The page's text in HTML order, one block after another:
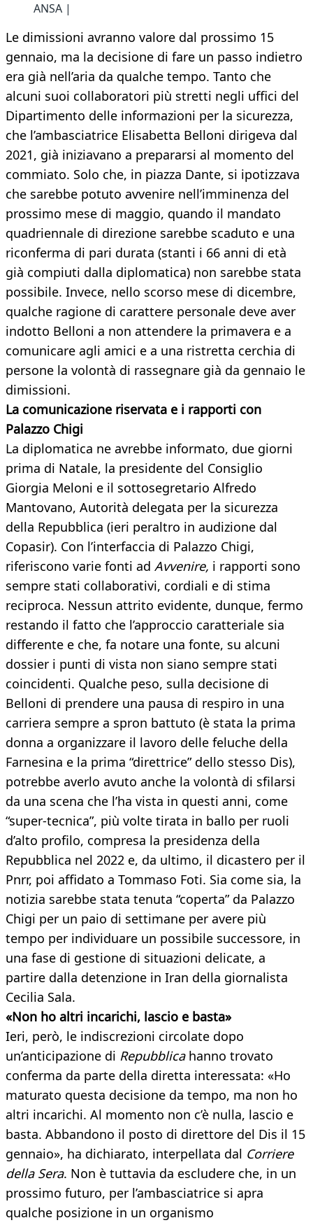
ANSA |
Le dimissioni avranno valore dal prossimo 15
gennaio, ma la decisione di fare un passo indietro
era già nell’aria da qualche tempo. Tanto che
alcuni suoi collaboratori più stretti negli uffici del
Dipartimento delle informazioni per la sicurezza,
che l’ambasciatrice Elisabetta Belloni dirigeva dal
2021, già iniziavano a prepararsi al momento del
commiato. Solo che, in piazza Dante, si ipotizzava
che sarebbe potuto avvenire nell’imminenza del
prossimo mese di maggio, quando il mandato
quadriennale di direzione sarebbe scaduto e una
riconferma di pari durata (stanti i 66 anni di età
già compiuti dalla diplomatica) non sarebbe stata
possibile. Invece, nello scorso mese di dicembre,
qualche ragione di carattere personale deve aver
indotto Belloni a non attendere la primavera e a
comunicare agli amici e a una ristretta cerchia di
persone la volontà di rassegnare già da gennaio le
dimissioni.
La comunicazione riservata e i rapporti con
Palazzo Chigi
La diplomatica ne avrebbe informato, due giorni
prima di Natale, la presidente del Consiglio
Giorgia Meloni e il sottosegretario Alfredo
Mantovano, Autorità delegata per la sicurezza
della Repubblica (ieri peraltro in audizione dal
Copasir). Con l’interfaccia di Palazzo Chigi,
riferiscono varie fonti ad Avvenire, i rapporti sono
sempre stati collaborativi, cordiali e di stima
reciproca. Nessun attrito evidente, dunque, fermo
restando il fatto che l’approccio caratteriale sia
differente e che, fa notare una fonte, su alcuni
dossier i punti di vista non siano sempre stati
coincidenti. Qualche peso, sulla decisione di
Belloni di prendere una pausa di respiro in una
carriera sempre a spron battuto (è stata la prima
donna a organizzare il lavoro delle feluche della
Farnesina e la prima “direttrice” dello stesso Dis),
potrebbe averlo avuto anche la volontà di sfilarsi
da una scena che l’ha vista in questi anni, come
“super-tecnica”, più volte tirata in ballo per ruoli
d’alto profilo, compresa la presidenza della
Repubblica nel 2022 e, da ultimo, il dicastero per il
Pnrr, poi affidato a Tommaso Foti. Sia come sia, la
notizia sarebbe stata tenuta “coperta” da Palazzo
Chigi per un paio di settimane per avere più
tempo per individuare un possibile successore, in
una fase di gestione di situazioni delicate, a
partire dalla detenzione in Iran della giornalista
Cecilia Sala.
«Non ho altri incarichi, lascio e basta»
Ieri, però, le indiscrezioni circolate dopo
un’anticipazione di Repubblica hanno trovato
conferma da parte della diretta interessata: «Ho
maturato questa decisione da tempo, ma non ho
altri incarichi. Al momento non c’è nulla, lascio e
basta. Abbandono il posto di direttore del Dis il 15
gennaio», ha dichiarato, interpellata dal Corriere
della Sera. Non è tuttavia da escludere che, in un
prossimo futuro, per l’ambasciatrice si apra
qualche posizione in un organismo